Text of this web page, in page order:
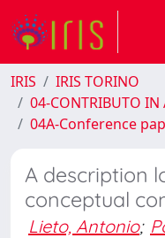
IRIS
IRIS TORINO
04-CONTRIBUTO IN
04A-Conference
A description
conceptual
Lieto, Antonio;